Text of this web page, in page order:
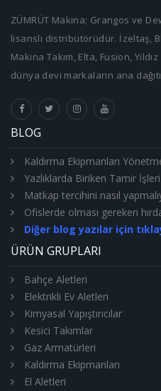
ZÜMRÜT Makina; Grangos ve
lisanslı distribütörüdür. İzeltaş,
Makina Takım, Elta, Fusion,
dünya devi markaların ana
BLOG
Kaldırma Ekipmanları
Yazlıklarda Biriken Tamir İşleri
Matkap tercihini nasıl
Ofislerde olması gereken
Diğer blog yazılar için
ÜRÜN GRUPLARI
Bahçe Aletleri
Elektrikli Ev Aletleri
Kimyasal Yapıştırıcılar
Kesici Takımlar
Gaz Armatürleri
Kaldırma Ekipmanları
El Aletleri